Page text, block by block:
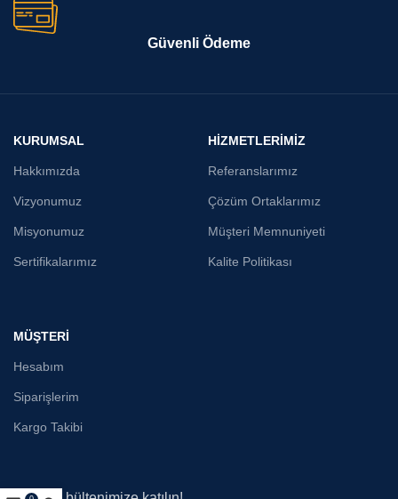
Güvenli Ödeme
KURUMSAL
Hakkımızda
Vizyonumuz
Misyonumuz
Sertifikalarımız
HİZMETLERİMİZ
Referanslarımız
Çözüm Ortaklarımız
Müşteri Memnuniyeti
Kalite Politikası
MÜŞTERİ
Hesabım
Siparişlerim
Kargo Takibi